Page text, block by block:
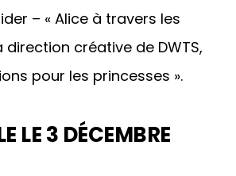
– « Alice à travers les
direction créative de DWTS,
pour les princesses ».
LE 3 DÉCEMBRE